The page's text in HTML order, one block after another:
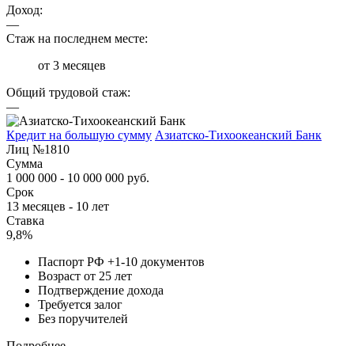
Доход:
—
Стаж на последнем месте:
от 3 месяцев
Общий трудовой стаж:
—
Кредит на большую сумму Азиатско-Тихоокеанский Банк
Лиц №1810
Сумма
1 000 000 - 10 000 000 руб.
Срок
13 месяцев - 10 лет
Ставка
9,8%
Паспорт РФ +1-10 документов
Возраст от 25 лет
Подтверждение дохода
Требуется залог
Без поручителей